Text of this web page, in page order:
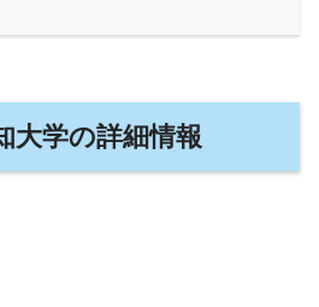
大学の詳細情報